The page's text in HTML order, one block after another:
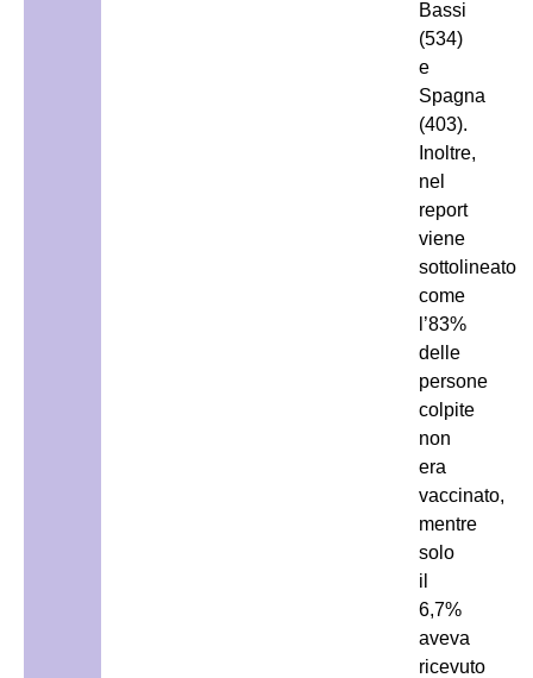
Bassi
(534)
e
Spagna
(403).
Inoltre,
nel
report
viene
sottolineato
come
l’83%
delle
persone
colpite
non
era
vaccinato,
mentre
solo
il
6,7%
aveva
ricevuto